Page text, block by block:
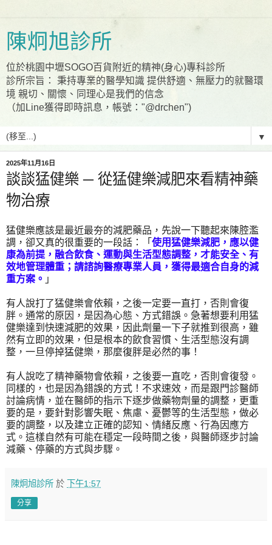
陳炯旭診所
位於桃園中壢SOGO百貨附近的精神(身心)專科診所
診所宗旨： 秉持專業的醫學知識 提供舒適、無壓力的就醫環
境 親切、關懷、同理心是我們的信念
（加Line獲得即時訊息，帳號："@drchen")
▼
2025年11月16日
談談猛健樂 ─ 從猛健樂減肥來看精神藥
物治療
猛健樂應該是最近最夯的減肥藥品，先說一下聽起來陳腔濫
調，卻又真的很重要的一段話：「 使用猛健樂減肥，應以健
康為前提，融合飲食、運動與生活型態調整，才能安全、有
效地管理體重；請諮詢醫療專業人員，獲得最適合自身的減
重方案。 」
有人說打了猛健樂會依賴，之後一定要一直打，否則會復
胖。通常的原因，是因為心態、方式錯誤。急著想要利用猛
健樂達到快速減肥的效果，因此劑量一下子就推到很高，雖
然有立即的效果，但是根本的飲食習慣、生活型態沒有調
整，一旦停掉猛健樂，那麼復胖是必然的事！
有人說吃了精神藥物會依賴，之後要一直吃，否則會復發。
同樣的，也是因為錯誤的方式！不求速效，而是跟門診醫師
討論病情，並在醫師的指示下逐步做藥物劑量的調整，更重
要的是，要針對影響失眠、焦慮、憂鬱等的生活型態，做必
要的調整，以及建立正確的認知、情緒反應、行為因應方
式。這樣自然有可能在穩定一段時間之後，與醫師逐步討論
減藥、停藥的方式與步驟。
陳炯旭診所 於 下午1:57
分享